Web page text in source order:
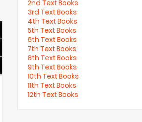
2nd Text Books
3rd Text Books
4th Text Books
5th Text Books
6th Text Books
7th Text Books
8th Text Books
9th Text Books
10th Text Books
11th Text Books
12th Text Books